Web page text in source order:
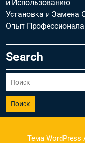
и Использованию
Установка и Замена
Опыт Профессионала
Search
Поиск
Тема WordPress